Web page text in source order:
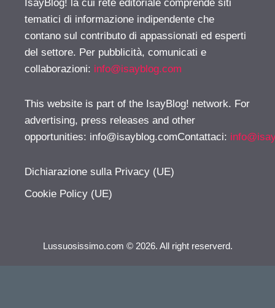
IsayBlog! la cui rete editoriale comprende siti
tematici di informazione indipendente che
contano sul contributo di appassionati ed esperti
del settore. Per pubblicità, comunicati e
collaborazioni: info@isayblog.com
This website is part of the IsayBlog! network. For
advertising, press releases and other
opportunities: info@isayblog.comContattaci:
Dichiarazione sulla Privacy (UE)
Cookie Policy (UE)
Lussuosissimo.com © 2026. All right reserverd.